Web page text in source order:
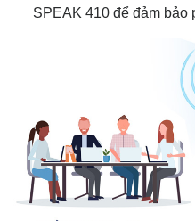
SPEAK 410 để đảm bảo